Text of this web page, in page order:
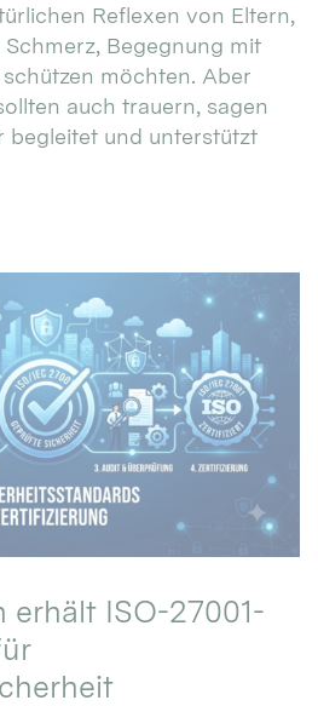
Reflexen von Eltern,
Begegnung mit
möchten. Aber
auch trauern, sagen
begleitet und unterstützt
erhält ISO-27001-